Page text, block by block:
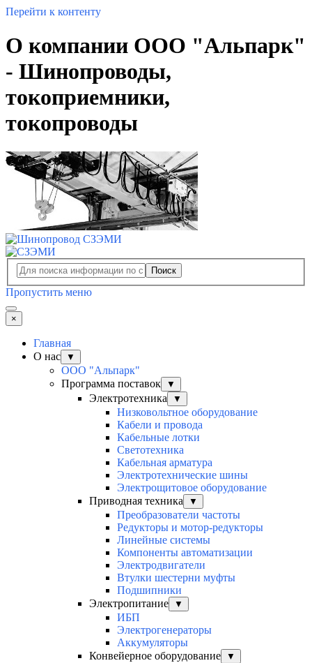
Перейти к контенту
О компании ООО "Альпарк"
- Шинопроводы,
токоприемники,
токопроводы
Поиск
Пропустить меню
×
Главная
О нас
▼
ООО "Альпарк"
Программа поставок
▼
Электротехника ▼
Низковольтное оборудование
Кабели и провода
Кабельные лотки
Светотехника
Кабельная арматура
Электротехнические шины
Электрощитовое оборудование
Приводная техника
▼
Преобразователи частоты
Редукторы и мотор-редукторы
Линейные системы
Компоненты автоматизации
Электродвигатели
Втулки шестерни муфты
Подшипники
Электропитание
▼
ИБП
Электрогенераторы
Аккумуляторы
Конвейерное оборудование
▼